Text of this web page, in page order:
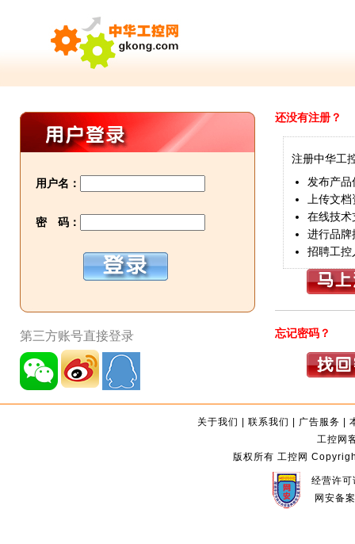
用户名：
密 码：
第三方账号直接登录
还没有注册？
注册中华工
发布产品
上传文档
在线技术
进行品牌
招聘工控
忘记密码？
关于我们 |联系我们 | 广告服务 |
工控网
版权所有 工控网
经营许
网安备